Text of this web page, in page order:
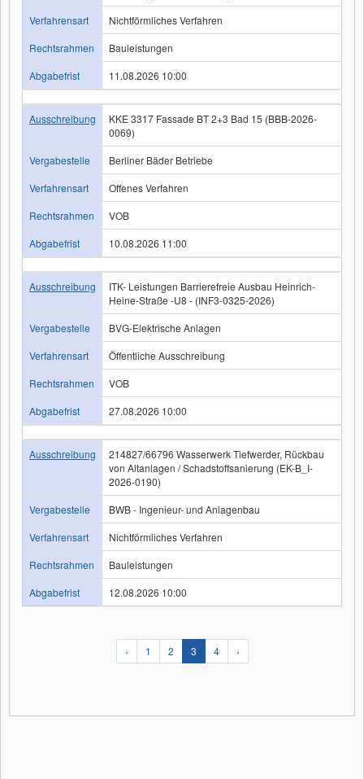
Verfahrensart
Nichtförmliches Verfahren
Rechtsrahmen
Bauleistungen
Abgabefrist
11.08.2026 10:00
Ausschreibung
KKE 3317 Fassade BT 2+3 Bad 15 (BBB-2026-
0069)
Vergabestelle
Berliner Bäder Betriebe
Verfahrensart
Offenes Verfahren
Rechtsrahmen
VOB
Abgabefrist
10.08.2026 11:00
Ausschreibung
ITK- Leistungen Barrierefreie Ausbau Heinrich-
Heine-Straße -U8 - (INF3-0325-2026)
Vergabestelle
BVG-Elektrische Anlagen
Verfahrensart
Öffentliche Ausschreibung
Rechtsrahmen
VOB
Abgabefrist
27.08.2026 10:00
Ausschreibung
214827/66796 Wasserwerk Tiefwerder, Rückbau
von Altanlagen / Schadstoffsanierung (EK-B_I-
2026-0190)
Vergabestelle
BWB - Ingenieur- und Anlagenbau
Verfahrensart
Nichtförmliches Verfahren
Rechtsrahmen
Bauleistungen
Abgabefrist
12.08.2026 10:00
‹ 1 2 3 4 ›